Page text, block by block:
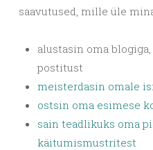
saavutused, mille üle
alustasin oma
postitust
meisterdasin omale
ostsin oma esimese
sain teadlikuks oma
käitumismustritest